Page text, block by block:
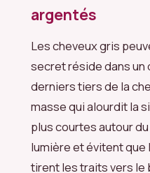
argentés
Les cheveux gris
secret réside dans un
derniers tiers de la
masse qui alourdit la
plus courtes autour
lumière et évitent que
tirent les traits vers le